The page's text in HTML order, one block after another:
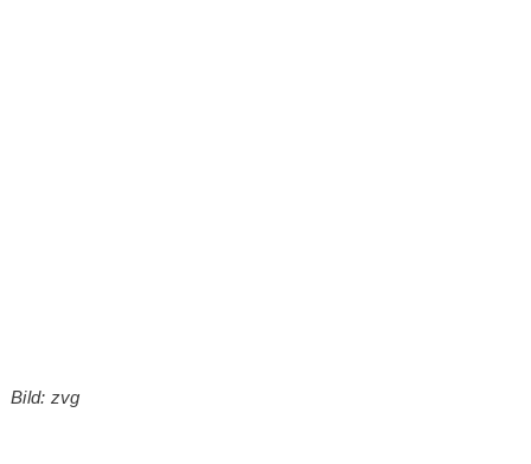
Bild: zvg